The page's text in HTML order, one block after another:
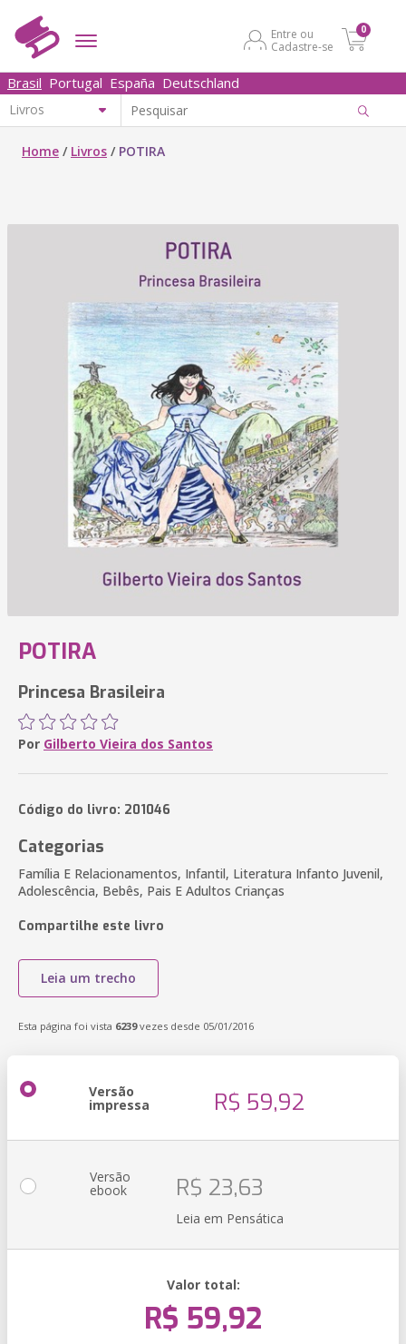
Entre ou
Cadastre-se
0
Brasil Portugal España Deutschland
Home / Livros / POTIRA
POTIRA
Princesa Brasileira
Por Gilberto Vieira dos Santos
Código do livro: 201046
Categorias
Família E Relacionamentos, Infantil, Literatura Infanto Juvenil,
Adolescência, Bebês, Pais E Adultos Crianças
Compartilhe este livro
Leia um trecho
Esta página foi vista 6239vezes desde 05/01/2016
Versão
impressa R$ 59,92
Versão
ebook R$ 23,63
Leia em Pensática
Valor total:
R$ 59,92